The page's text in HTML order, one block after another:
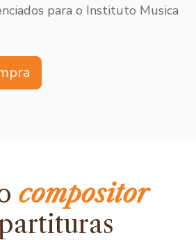
para o Instituto Musica
compositor